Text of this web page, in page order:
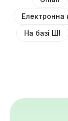
Електронна
На базі ШІ